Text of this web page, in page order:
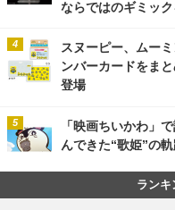
ならではのギミッ
スヌーピー、ムー
ンバーカードをま
登場
「映画ちいかわ」
んできた“歌姫”の
ランキ